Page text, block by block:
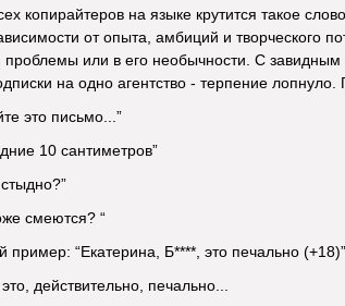
копирайтеров на языке крутится такое
от опыта, амбиций и творческого
проблемы или в его необычности. С
на одно агентство - терпение лопнуло.
это письмо...”
10 сантиметров”
смеются? “
пример: “Екатерина, Б****, это печально
действительно, печально...